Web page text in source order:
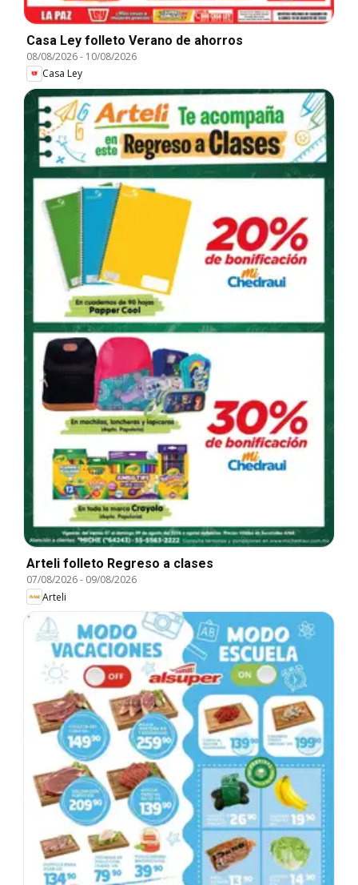
Casa Ley folleto Verano de ahorros
08/08/2026- 10/08/2026
Casa Ley
Arteli folleto Regreso a clases
07/08/2026- 09/08/2026
Arteli